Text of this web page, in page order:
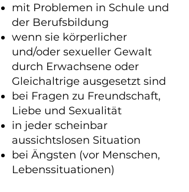
mit Problemen in Schule und
der Berufsbildung
wenn sie körperlicher
und/oder sexueller Gewalt
durch Erwachsene oder
Gleichaltrige ausgesetzt sind
bei Fragen zu Freundschaft,
Liebe und Sexualität
in jeder scheinbar
aussichtslosen Situation
bei Ängsten (vor Menschen,
Lebenssituationen)